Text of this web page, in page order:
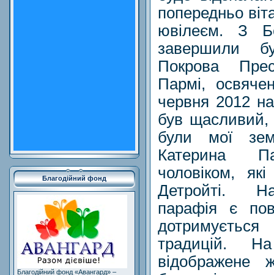
Благодійний фонд
Благодійний фонд «Авангард» –
попередньо
ювілеєм. З
завершили
Покрова
Пармі,
червня 2012
був щасливий,
були мої
Катерина
чоловіком,
Детройті.
парафія є
традицій.
відображене